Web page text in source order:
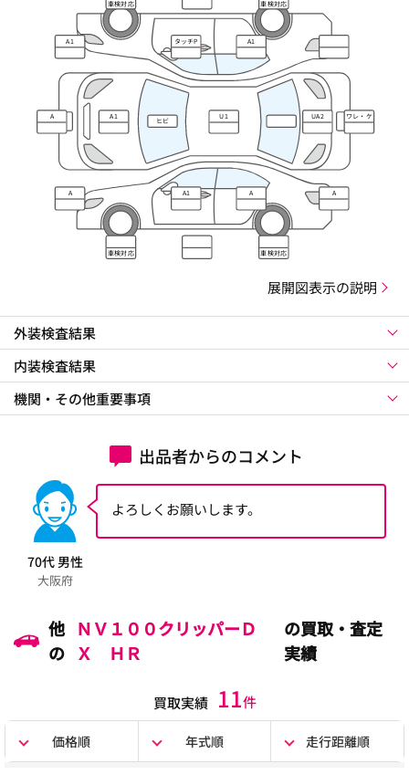
車検対応 車検対応
A1 タッチP A1
A A1
ヒビ
U1 UA2 ワレ・ケ
ズレ
A A1 A A
車検対応 車検対応
展開図表示の説明
外装検査結果
内装検査結果
機関・その他重要事項
出品者からのコメント
70代 男性
大阪府
よろしくお願いします。
他
の
ＮＶ１００クリッパーＤ
Ｘ ＨＲ
の買取・査定
実績
買取実績 11件
価格順 年式順 走行距離順